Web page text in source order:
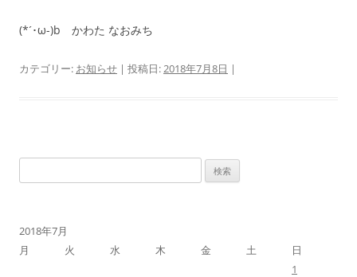
(*´･ω-)b かわた なおみち
カテゴリー: お知らせ | 投稿日:2018年7月8日 |
索:
2018年7月
月
火 水 木 金 土
日
1